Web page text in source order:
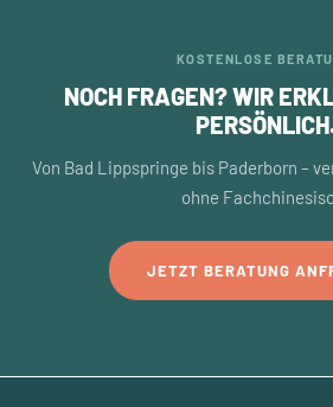
KOSTENLOSE
NOCH FRAGEN? WIR
Von Bad Lippspringe bis Paderborn –
ohne
JETZT BERATUNG